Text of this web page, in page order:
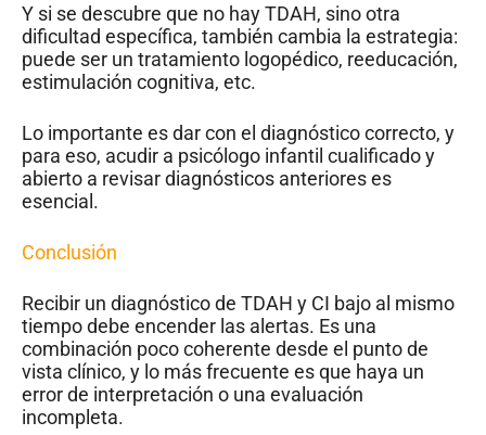
Y si se descubre que no hay TDAH, sino otra
dificultad específica, también cambia la estrategia:
puede ser un tratamiento logopédico, reeducación,
estimulación cognitiva, etc.
Lo importante es dar con el diagnóstico correcto, y
para eso, acudir a psicólogo infantil cualificado y
abierto a revisar diagnósticos anteriores es
esencial.
Conclusión
Recibir un diagnóstico de TDAH y CI bajo al mismo
tiempo debe encender las alertas. Es una
combinación poco coherente desde el punto de
vista clínico, y lo más frecuente es que haya un
error de interpretación o una evaluación
incompleta.